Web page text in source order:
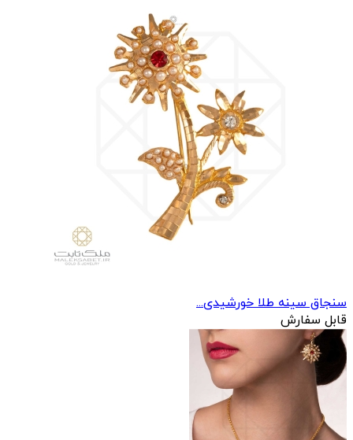
سنجاق سینه طلا خورشیدی...
قابل سفارش